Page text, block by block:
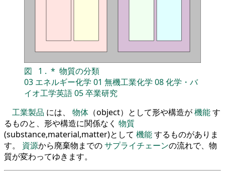
図 1 . * 物質の分類
03 エネルギー化学 01 無機工業化学 08化学・バ
イオ工学英語05卒業研究
工業製品 には、 物体 （object）として形や構造が機能す
るものと、形や構造に関係なく 物質
(substance,material,matter)として 機能するものがありま
す。 資源から廃棄物までのサプライチェーンの流れで、物
質が変わってゆきます。